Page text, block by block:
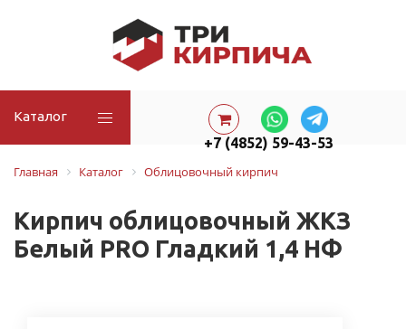
Каталог
+7 (4852) 59-43-53
Главная
Каталог Облицовочный кирпич
Кирпич облицовочный ЖКЗ
Белый PRO Гладкий 1,4 НФ